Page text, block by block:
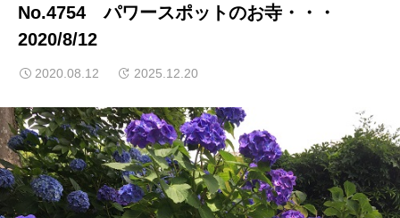
No.4754 パワースポットのお寺・・・
2020/8/12
2020.08.12 2025.12.20